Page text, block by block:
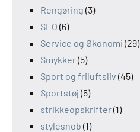
Rengøring (3)
SEO (6)
Service og Økonomi (29)
Smykker(5)
Sport og friluftsliv (45)
Sportstøj (5)
strikkeopskrifter(1)
stylesnob (1)